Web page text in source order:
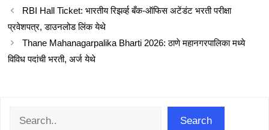
RBI Hall Ticket: भारतीय रिझर्व्ह बँक-ऑफिस अटेंडंट भरती परीक्षा
प्रवेशपत्र, डाउनलोड लिंक येथे
Thane Mahanagarpalika Bharti 2026: ठाणे महानगरपालिका मध्ये
विविध पदांची भरती, अर्ज येथे
Search